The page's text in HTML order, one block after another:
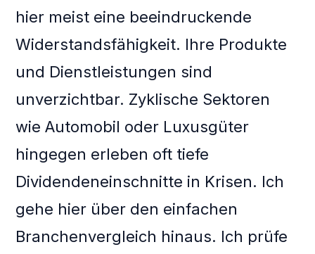
hier meist eine beeindruckende
Widerstandsfähigkeit. Ihre Produkte
und Dienstleistungen sind
unverzichtbar. Zyklische Sektoren
wie Automobil oder Luxusgüter
hingegen erleben oft tiefe
Dividendeneinschnitte in Krisen. Ich
gehe hier über den einfachen
Branchenvergleich hinaus. Ich prüfe